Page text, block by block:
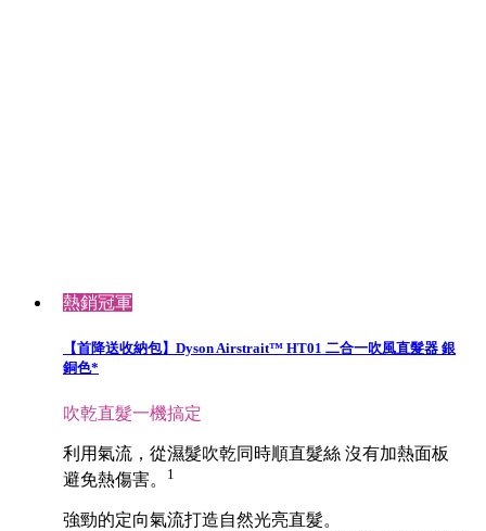
熱銷冠軍
【首降送收納包】Dyson Airstrait™ HT01 二合一吹風直髮器 銀
銅色*
吹乾直髮一機搞定
利用氣流，從濕髮吹乾同時順直髮絲 沒有加熱面板
避免熱傷害。
1
強勁的定向氣流打造自然光亮直髮。